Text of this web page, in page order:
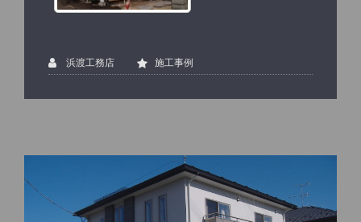
浜渡工務店 施工事例